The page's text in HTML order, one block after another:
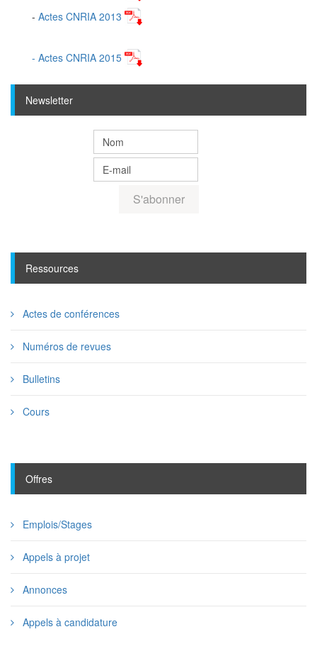
- Actes CNRIA 2013
- Actes CNRIA 2015
Newsletter
Ressources
Actes de conférences
Numéros de revues
Bulletins
Cours
Offres
Emplois/Stages
Appels à projet
Annonces
Appels à candidature